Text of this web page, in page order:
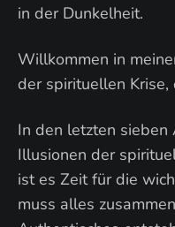
in der Dunkelheit.
Willkommen in
der spirituellen
In den letzten
Illusionen der
ist es Zeit für die
muss alles